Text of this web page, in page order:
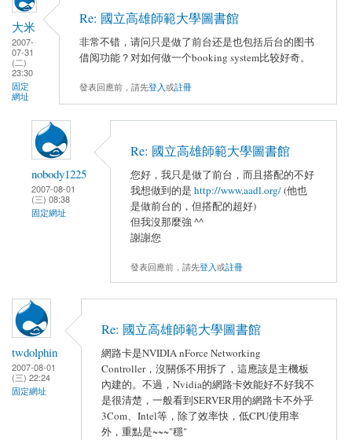
大米
2007-
07-31
(二)
23:30
固定
網址
Re: 國立高雄師範大學圖書館
非常不错，请问只是做了前台还是也包括后台的图书
借阅功能？对如何做一个booking system比较好奇。
發表回應前，請先登入或註冊
nobody1225
2007-08-01
(三) 08:38
固定網址
Re: 國立高雄師範大學圖書館
您好，我只是做了前台，而且搭配的不好
我想做到的是 http://www.aadl.org/(他也
是做前台的，但搭配的超好)
但我沒那麼強 ^^
謝謝您
發表回應前，請先登入或註冊
twdolphin
2007-08-01
(三) 22:24
固定網址
Re: 國立高雄師範大學圖書館
網路卡是NVIDIA nForce Networking
Controller，沒關係不用拆了，這應該是主機板
內建的。不過，Nvidia的網路卡效能好不好我不
是很清楚，一般看到SERVER用的網路卡不外乎
3Com、Intel等，除了效率快，低CPU使用率
外，重點是~~~"穩"